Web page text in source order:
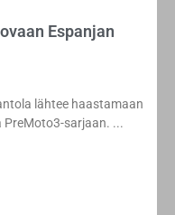
Espanjan
lähtee haastamaan
PreMoto3-sarjaan.